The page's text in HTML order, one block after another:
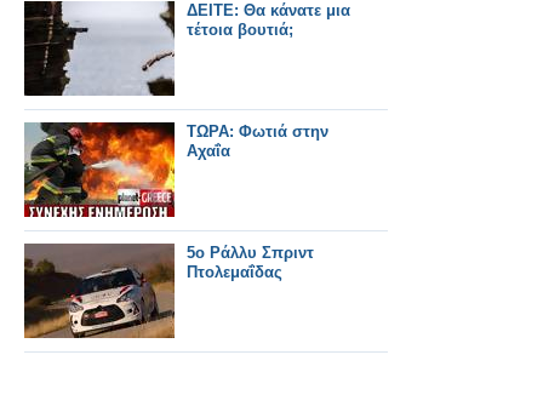
ΔΕΙΤΕ: Θα κάνατε μια
τέτοια βουτιά;
ΤΩΡΑ: Φωτιά στην
Αχαΐα
5ο Ράλλυ Σπριντ
Πτολεμαΐδας